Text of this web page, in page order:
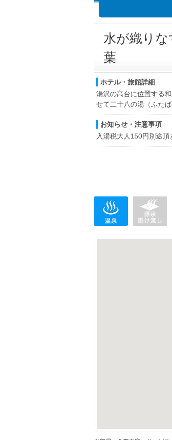
水が織り
葉
ホテル・旅館詳細
湯沢の高台に位置する
せて二十八の湯（ふた
お知らせ・注意事項
入湯税大人150円別途頂